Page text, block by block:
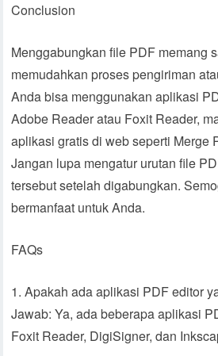
Conclusion
Menggabungkan file PDF memang
memudahkan proses pengiriman
Anda bisa menggunakan aplikasi
Adobe Reader atau Foxit Reader,
aplikasi gratis di web seperti Merge
Jangan lupa mengatur urutan file
tersebut setelah digabungkan.
bermanfaat untuk Anda.
FAQs
1. Apakah ada aplikasi PDF editor
Jawab: Ya, ada beberapa aplikasi
Foxit Reader, DigiSigner, dan